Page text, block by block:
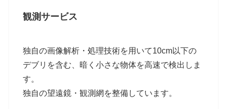
観測サービス
独自の​画像解析・処理技術を​用いて​10cm以下の​
デブリを​含む、​暗く​小さな​物体を​高速で​検出しま
す。​
独自の​望遠鏡・観測網を​整備しています。